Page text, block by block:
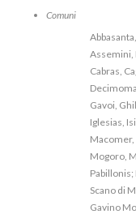
Comuni
Assemini,
Cabras,
Gavoi,
Iglesias,
Macomer,
Mogoro,
Pabillonis;
Scano di
Gavino